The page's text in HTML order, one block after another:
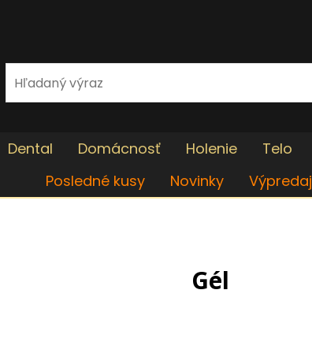
Dental Domácnosť Holenie Telo
Posledné kusy
Novinky Výpredaj
Gél